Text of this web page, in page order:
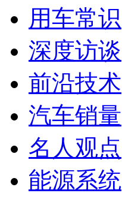
用车常识
深度访谈
前沿技术
汽车销量
名人观点
能源系统